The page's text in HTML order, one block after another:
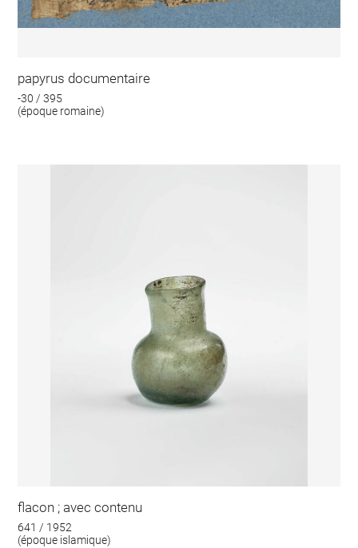
papyrus documentaire
-30 / 395
(époque romaine)
flacon ; avec contenu
641 / 1952
(époque islamique)